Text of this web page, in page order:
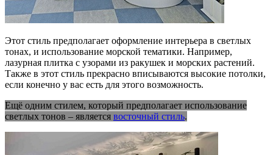
Этот стиль предполагает оформление интерьера в светлых
тонах, и использование морской тематики. Например,
лазурная плитка с узорами из ракушек и морских растений.
Также в этот стиль прекрасно вписываются высокие потолки,
если конечно у вас есть для этого возможность.
Ещё одним стилем, который предполагает использование
светлых тонов – является восточный стиль.